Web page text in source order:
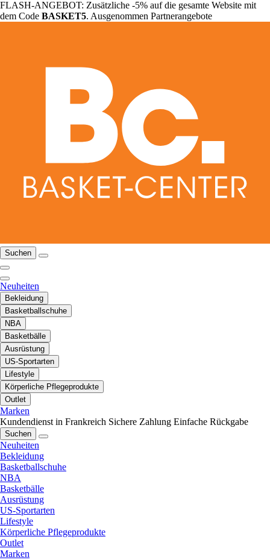
FLASH-ANGEBOT: Zusätzliche -5% auf die gesamte Website mit
dem Code BASKET5. Ausgenommen Partnerangebote
Suchen
Neuheiten
Bekleidung
Basketballschuhe
NBA
Basketbälle
Ausrüstung
US-Sportarten
Lifestyle
Körperliche Pflegeprodukte
Outlet
Marken
Kundendienst in Frankreich Sichere Zahlung Einfache Rückgabe
Suchen
Neuheiten
Bekleidung
Basketballschuhe
NBA
Basketbälle
Ausrüstung
US-Sportarten
Lifestyle
Körperliche Pflegeprodukte
Outlet
Marken